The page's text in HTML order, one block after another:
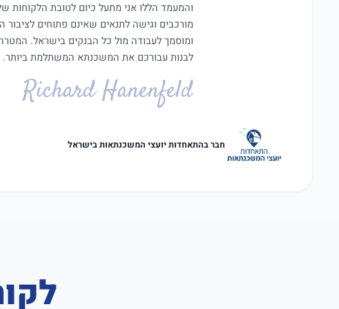
מורכבים וגישה לתנאים שאינם פתוחים
ומוסמך לעבודה מול כל הבנקים בישראל.
לבנות עבורכם את המשכנתא המשתלמת ביותר.
Richard Hanenfeld
חבר בהתאחדות יועצי המשכנתאות בישראל